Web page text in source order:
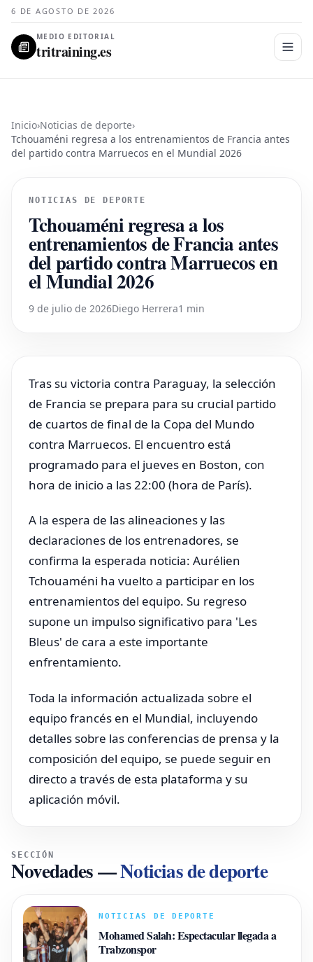
6 DE AGOSTO DE 2026
MEDIO EDITORIAL
tritraining.es
Inicio›Noticias de deporte›
Tchouaméni regresa a los entrenamientos de Francia antes
del partido contra Marruecos en el Mundial 2026
NOTICIAS DE DEPORTE
Tchouaméni regresa a los
entrenamientos de Francia antes
del partido contra Marruecos en
el Mundial 2026
9 de julio de 2026Diego Herrera1 min
Tras su victoria contra Paraguay, la selección
de Francia se prepara para su crucial partido
de cuartos de final de la Copa del Mundo
contra Marruecos. El encuentro está
programado para el jueves en Boston, con
hora de inicio a las 22:00 (hora de París).
A la espera de las alineaciones y las
declaraciones de los entrenadores, se
confirma la esperada noticia: Aurélien
Tchouaméni ha vuelto a participar en los
entrenamientos del equipo. Su regreso
supone un impulso significativo para 'Les
Bleus' de cara a este importante
enfrentamiento.
Toda la información actualizada sobre el
equipo francés en el Mundial, incluyendo
detalles sobre las conferencias de prensa y la
composición del equipo, se puede seguir en
directo a través de esta plataforma y su
aplicación móvil.
SECCIÓN
Novedades—Noticias de deporte
NOTICIAS DE DEPORTE
Mohamed Salah: Espectacular llegada a
Trabzonspor